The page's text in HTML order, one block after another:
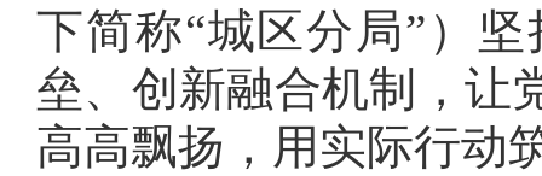
下简称“城区分局”）
垒、创新融合机制，让
高高飘扬，用实际行动